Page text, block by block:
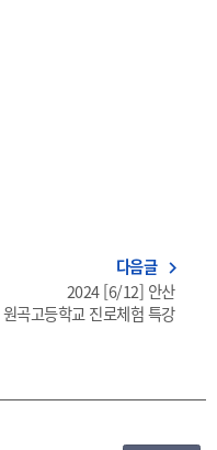
다음글 navigate_next
2024 [6/12] 안산
원곡고등학교 진로체험 특강